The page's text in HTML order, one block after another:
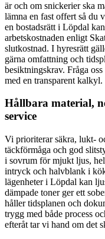
är och om snickerier ska
lämna en fast offert så du
en bostadsrätt i Löpdal
arbetskostnaden enligt
slutkostnad. I hyresrätt
gärna omfattning och
besiktningskrav. Fråga
med en transparent kalkyl.
Hållbara material,
service
Vi prioriterar säkra, lukt-
täckförmåga och god
i sovrum för mjukt ljus,
intryck och halvblank i
lägenheter i Löpdal kan
dämpade toner ger ett
håller tidsplanen och
trygg med både process
efteråt tar vi hand om det